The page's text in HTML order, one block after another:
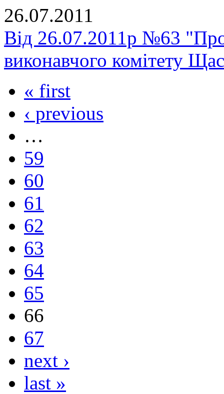
26.07.2011
Від 26.07.2011р №63 "Про
виконавчого комітету
« first
‹ previous
…
59
60
61
62
63
64
65
66
67
next ›
last »